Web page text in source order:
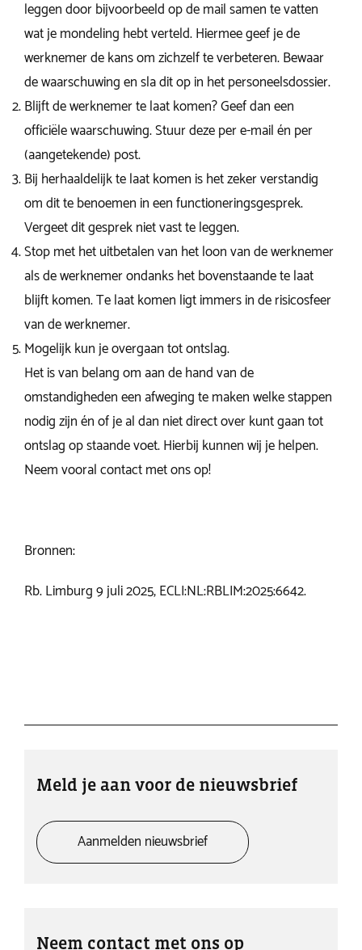
Meld je aan voor de nieuwsbrief
Aanmelden nieuwsbrief
Neem contact met ons op
leggen door bijvoorbeeld op de mail samen te vatten
wat je mondeling hebt verteld. Hiermee geef je de
werknemer de kans om zichzelf te verbeteren. Bewaar
de waarschuwing en sla dit op in het personeelsdossier.
Blijft de werknemer te laat komen? Geef dan een
officiële waarschuwing. Stuur deze per e-mail én per
(aangetekende) post.
Bij herhaaldelijk te laat komen is het zeker verstandig
om dit te benoemen in een functioneringsgesprek.
Vergeet dit gesprek niet vast te leggen.
Stop met het uitbetalen van het loon van de werknemer
als de werknemer ondanks het bovenstaande te laat
blijft komen. Te laat komen ligt immers in de risicosfeer
van de werknemer.
Mogelijk kun je overgaan tot ontslag.
Het is van belang om aan de hand van de
omstandigheden een afweging te maken welke stappen
nodig zijn én of je al dan niet direct over kunt gaan tot
ontslag op staande voet. Hierbij kunnen wij je helpen.
Neem vooral contact met ons op!
Bronnen:
Rb. Limburg 9 juli 2025, ECLI:NL:RBLIM:2025:6642.